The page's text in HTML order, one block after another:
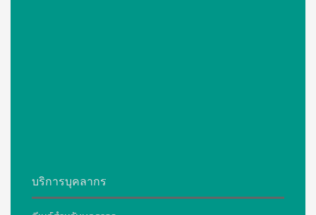
บริการบุคลากร